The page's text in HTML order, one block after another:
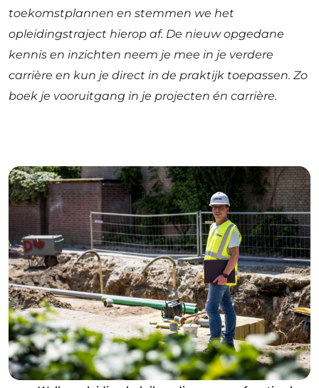
toekomstplannen en stemmen we het
opleidingstraject hierop af. De nieuw opgedane
kennis en inzichten neem je mee in je verdere
carrière en kun je direct in de praktijk toepassen. Zo
boek je vooruitgang in je projecten én carrière.